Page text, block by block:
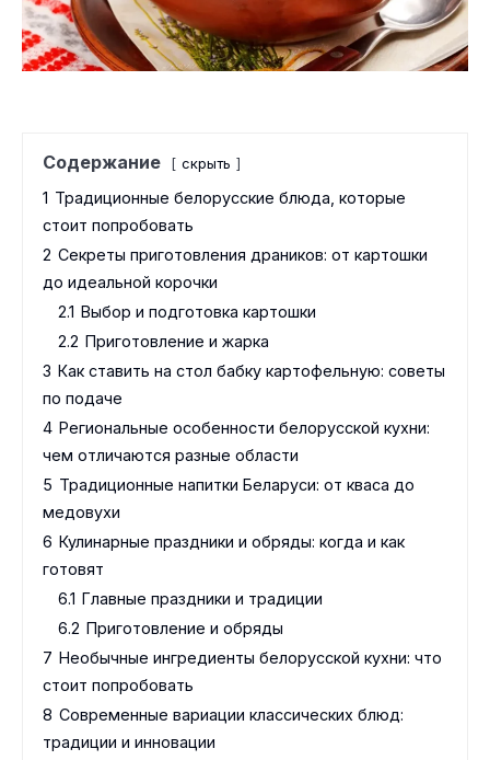
Содержание скрыть
1 Традиционные белорусские блюда, которые
стоит попробовать
2 Секреты приготовления драников: от картошки
до идеальной корочки
2.1 Выбор и подготовка картошки
2.2 Приготовление и жарка
3 Как ставить на стол бабку картофельную: советы
по подаче
4 Региональные особенности белорусской кухни:
чем отличаются разные области
5 Традиционные напитки Беларуси: от кваса до
медовухи
6 Кулинарные праздники и обряды: когда и как
готовят
6.1 Главные праздники и традиции
6.2 Приготовление и обряды
7 Необычные ингредиенты белорусской кухни: что
стоит попробовать
8 Современные вариации классических блюд:
традиции и инновации